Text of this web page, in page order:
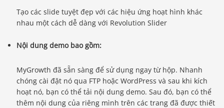
Tạo các slide tuyệt đẹp với các hiệu ứng hoạt hình khác
nhau một cách dễ dàng với Revolution Slider
Nội dung demo bao gồm:
MyGrowth đã sẵn sàng để sử dụng ngay từ hộp. Nhanh
chóng cài đặt nó qua FTP hoặc WordPress và sau khi kích
hoạt nó, bạn có thể tải nội dung demo. Sau đó, bạn có thể
thêm nội dung của riêng mình trên các trang đã được thiết